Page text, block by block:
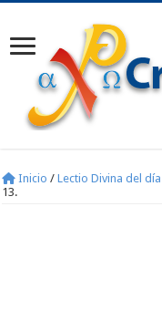
Inicio / Lectio Divina del día
13.